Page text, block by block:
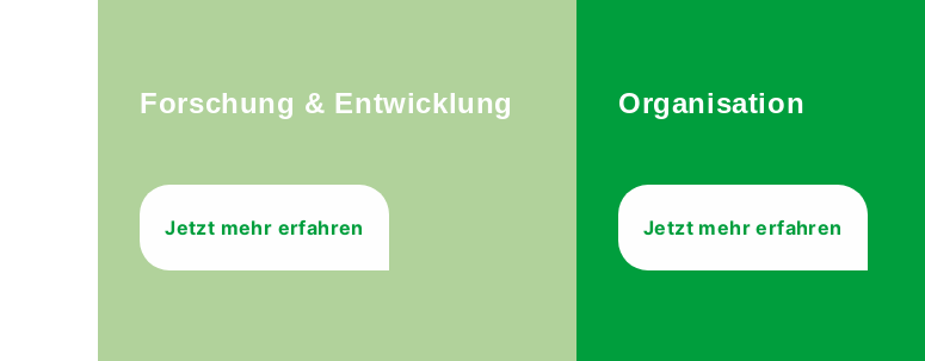
Forschung & Entwicklung
Jetzt mehr erfahren
Organisation
Jetzt mehr erfahren